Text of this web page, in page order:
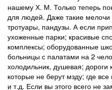
нашему Х. М. Только теперь
для людей. Даже такие мелочи
тротуары, пандузы. А если
ухоженные парки; красивые
комплексы; оборудованные
больницы с палатами на 2
холодильник, душевая;
которые не берут мзду; где
и т.д. Если вы этого всего не